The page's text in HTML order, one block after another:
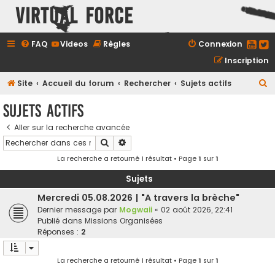
Virtual Force
FAQ Videos Règles
Connexion
Inscription
Site Accueil du forum Rechercher Sujets actifs
Sujets actifs
Aller sur la recherche avancée
Rechercher
La recherche a retourné 1 résultat • Page1 sur1
Sujets
Mercredi 05.08.2026 | "A travers la brèche"
Dernier message par Mogwaii « 02 août 2026, 22:41
Publié dans Missions Organisées
Réponses : 2
La recherche a retourné 1 résultat • Page1 sur1